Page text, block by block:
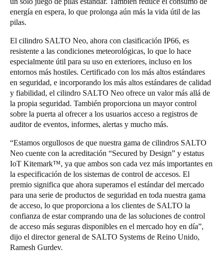
energía en espera, lo que prolonga aún más la vida útil de las
pilas.
El cilindro SALTO Neo, ahora con clasificación IP66, es
resistente a las condiciones meteorológicas, lo que lo hace
especialmente útil para su uso en exteriores, incluso en los
entornos más hostiles. Certificado con los más altos estándares
en seguridad, e incorporando los más altos estándares de calidad
y fiabilidad, el cilindro SALTO Neo ofrece un valor más allá de
la propia seguridad. También proporciona un mayor control
sobre la puerta al ofrecer a los usuarios acceso a registros de
auditor de eventos, informes, alertas y mucho más.
“Estamos orgullosos de que nuestra gama de cilindros SALTO
Neo cuente con la acreditación “Secured by Design” y estatus
IoT Kitemark™, ya que ambos son cada vez más importantes en
la especificación de los sistemas de control de accesos. El
premio significa que ahora superamos el estándar del mercado
para una serie de productos de seguridad en toda nuestra gama
de acceso, lo que proporciona a los clientes de SALTO la
confianza de estar comprando una de las soluciones de control
de acceso más seguras disponibles en el mercado hoy en día”,
dijo el director general de SALTO Systems de Reino Unido,
Ramesh Gurdev.